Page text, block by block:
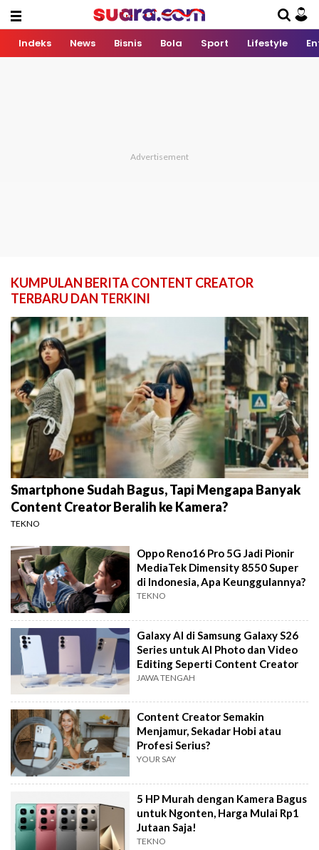
Indeks News Bisnis Bola Sport Lifestyle
KUMPULAN BERITA CONTENT CREATOR
TERBARU DAN TERKINI
Smartphone Sudah Bagus, Tapi Mengapa Banyak
Content Creator Beralih ke Kamera?
TEKNO
Oppo Reno16 Pro 5G Jadi Pionir
MediaTek Dimensity 8550 Super
di Indonesia, Apa Keunggulannya?
TEKNO
Galaxy AI di Samsung Galaxy S26
Series untuk AI Photo dan Video
Editing Seperti Content Creator
JAWA TENGAH
Content Creator Semakin
Menjamur, Sekadar Hobi atau
Profesi Serius?
YOUR SAY
5 HP Murah dengan Kamera Bagus
untuk Ngonten, Harga Mulai Rp1
Jutaan Saja!
TEKNO